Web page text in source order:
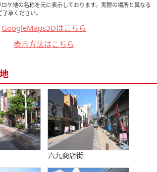
ケ地の名称を元に表示しております。実際の場所と異なる
承ください。
GoogleMaps3Dはこちら
表示方法はこちら
六九商店街